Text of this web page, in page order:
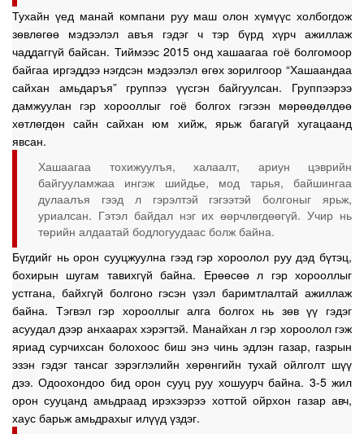
Тухайн үед манай компани руу маш олон хүмүүс холбогдож
зөвлөгөө мэдээлэл авъя гэдэг ч тэр бүрд хүрч ажиллаж
чаддаггүй байсан. Тиймээс 2015 онд хашаагаа гоё болгомоор
байгаа иргэддээ нэгдсэн мэдээлэл өгөх зорилгоор “Хашаандаа
сайхан амьдаръя” группээ үүсгэн байгуулсан. Группээрээ
дамжуулан гэр хорооллыг гоё болгох гэгээн мөрөөдөлдөө
хөтлөгдөн сайн сайхан юм хийж, ярьж багагүй хугацаанд
явсан.
Хашаагаа тохижуулъя, халаалт, ариун цэврийн
байгууламжаа ингэж шийдье, мод тарья, байшингаа
дулаалъя гээд л гэрэлтэй гэгээтэй болгоныг ярьж,
уриалсан. Гэтэл байдал нэг их өөрчлөгдөөгүй. Учир нь
төрийн алдаатай бодлогуудаас болж байна.
Бүгдийг нь орон сууцжуулна гээд гэр хороолол руу дэд бүтэц,
бохирын шугам тавихгүй байна. Ерөөсөө л гэр хорооллыг
устгана, байхгүй болгоно гэсэн үзэл баримтлалтай ажиллаж
байна. Тэгвэл гэр хорооллыг алга болгох нь зөв үү гэдэг
асуудал дээр анхаарах хэрэгтэй. Манайхан л гэр хороолол гэж
яриад сурчихсан болохоос биш энэ чинь эдлэн газар, газрын
эзэн гэдэг тансаг зэрэглэлийн хөрөнгийн тухай ойлголт шүү
дээ. Одоохондоо бид орон сууц руу хошуурч байна. 3-5 жил
орон сууцанд амьдраад ирэхээрээ хоттой ойрхон газар авч,
хаус барьж амьдрахыг илүүд үздэг.